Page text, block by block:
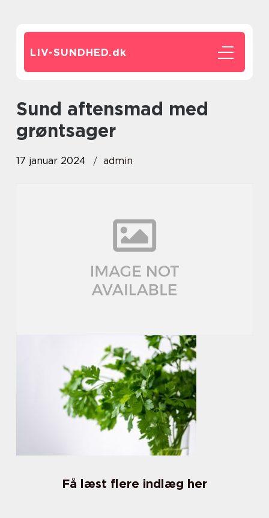
LIV-SUNDHED.dk
sund aftensmad med
grøntsager
17 januar 2024 admin
Få læst flere indlæg her